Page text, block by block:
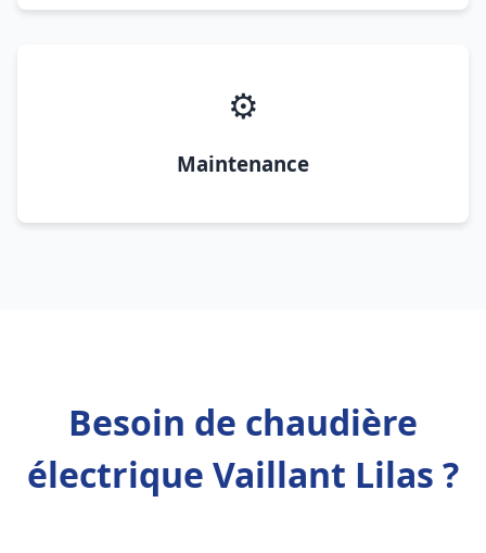
⚙️
Maintenance
Besoin de chaudière
électrique Vaillant Lilas ?